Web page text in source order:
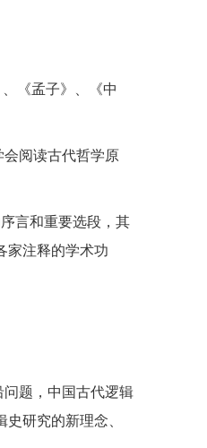
《孟子》、《中
阅读古代哲学原
言和重要选段，其
家注释的学术功
题，中国古代逻辑
研究的新理念、